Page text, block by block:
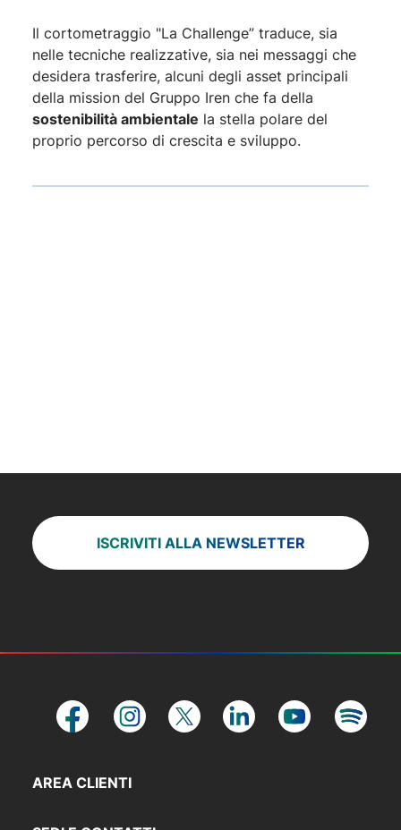
Il cortometraggio "La Challenge” traduce, sia
nelle tecniche realizzative, sia nei messaggi che
desidera trasferire, alcuni degli asset principali
della mission del Gruppo Iren che fa della
sostenibilità ambientale la stella polare del
proprio percorso di crescita e sviluppo.
ISCRIVITI ALLA NEWSLETTER
AREA CLIENTI